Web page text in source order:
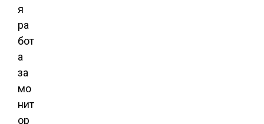
я
ра
бот
а
за
мо
нит
ор